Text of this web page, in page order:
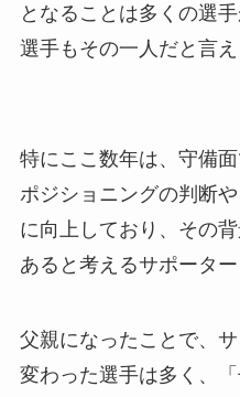
となることは多くの選
選手もその一人だと言え
特にここ数年は、守備
ポジショニングの判断
に向上しており、その
あると考えるサポータ
父親になったことで、
変わった選手は多く、